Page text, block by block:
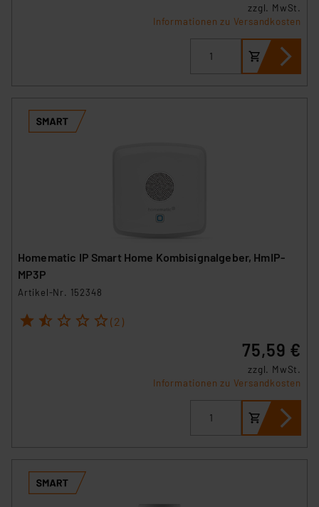
zzgl. MwSt.
Informationen zu Versandkosten
Homematic IP Smart Home Kombisignalgeber, HmIP-
MP3P
Artikel-Nr. 152348
1 2 3 4 5 (2)
75,59 €
zzgl. MwSt.
Informationen zu Versandkosten